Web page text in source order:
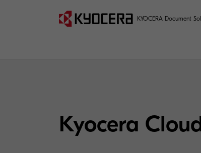
KYOCERA Document
Kyocera